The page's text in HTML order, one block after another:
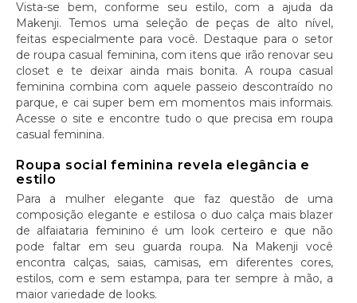
Vista-se bem, conforme seu estilo, com a ajuda da
Makenji. Temos uma seleção de peças de alto nível,
feitas especialmente para você. Destaque para o setor
de roupa casual feminina, com itens que irão renovar seu
closet e te deixar ainda mais bonita. A roupa casual
feminina combina com aquele passeio descontraído no
parque, e cai super bem em momentos mais informais.
Acesse o site e encontre tudo o que precisa em roupa
casual feminina.
Roupa social feminina revela elegância e
estilo
Para a mulher elegante que faz questão de uma
composição elegante e estilosa o duo calça mais blazer
de alfaiataria feminino é um look certeiro e que não
pode faltar em seu guarda roupa. Na Makenji você
encontra calças, saias, camisas, em diferentes cores,
estilos, com e sem estampa, para ter sempre à mão, a
maior variedade de looks.